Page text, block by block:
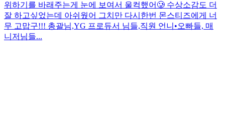
위하기를 바래주는게 눈에 보여서 울컥했어🥲 수상소감도 더
잘 하고싶었는데 아쉬웠어 그치만 다시한번 몬스티즈에게 너
무 고맙구!!! 총괄님,YG 프로듀서 님들,직원 언니•오빠들, 매
니저님들...